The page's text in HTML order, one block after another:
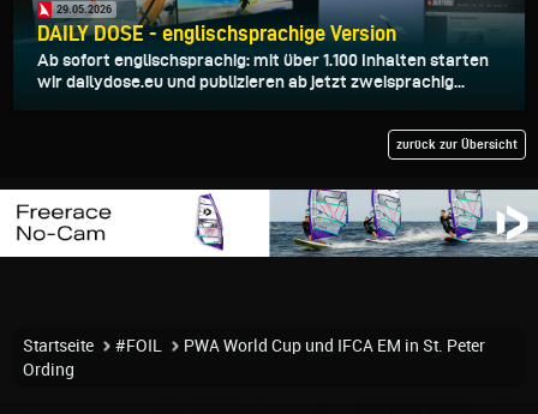
29.05.2026
DAILY DOSE - englischsprachige Version
Ab sofort englischsprachig: mit über 1.100 Inhalten starten
wir dailydose.eu und publizieren ab jetzt zweisprachig...
zurück zur Übersicht
Startseite #FOIL
PWA World Cup und IFCA EM in St. Peter
Ording